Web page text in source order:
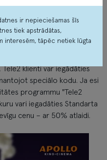
klienti var iegādāties
speciālo kodu. Ja esi
programmu "Tele2
vari iegadāties Standarta
cenu – ar 50% atlaidi.
ir nepieciešamas šīs
tiek apstrādātas,
interesēm, tāpēc netiek lūgta